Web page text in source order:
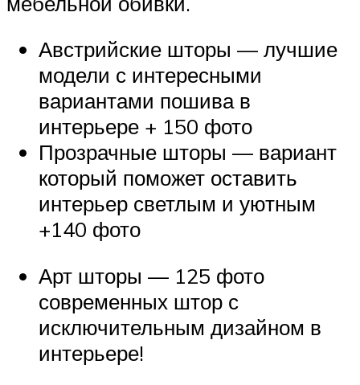
Австрийские шторы — лучшие
модели с интересными
вариантами пошива в
интерьере + 150 фото
Прозрачные шторы — вариант
который поможет оставить
интерьер светлым и уютным
+140 фото
Арт шторы — 125 фото
современных штор с
исключительным дизайном в
интерьере!